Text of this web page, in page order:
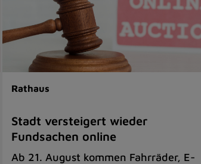
Rathaus
Stadt versteigert wieder
Fundsachen online
Ab 21. August kommen Fahrräder, E-